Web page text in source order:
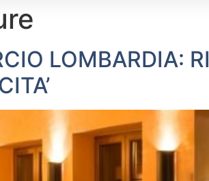
LOMBARDIA: